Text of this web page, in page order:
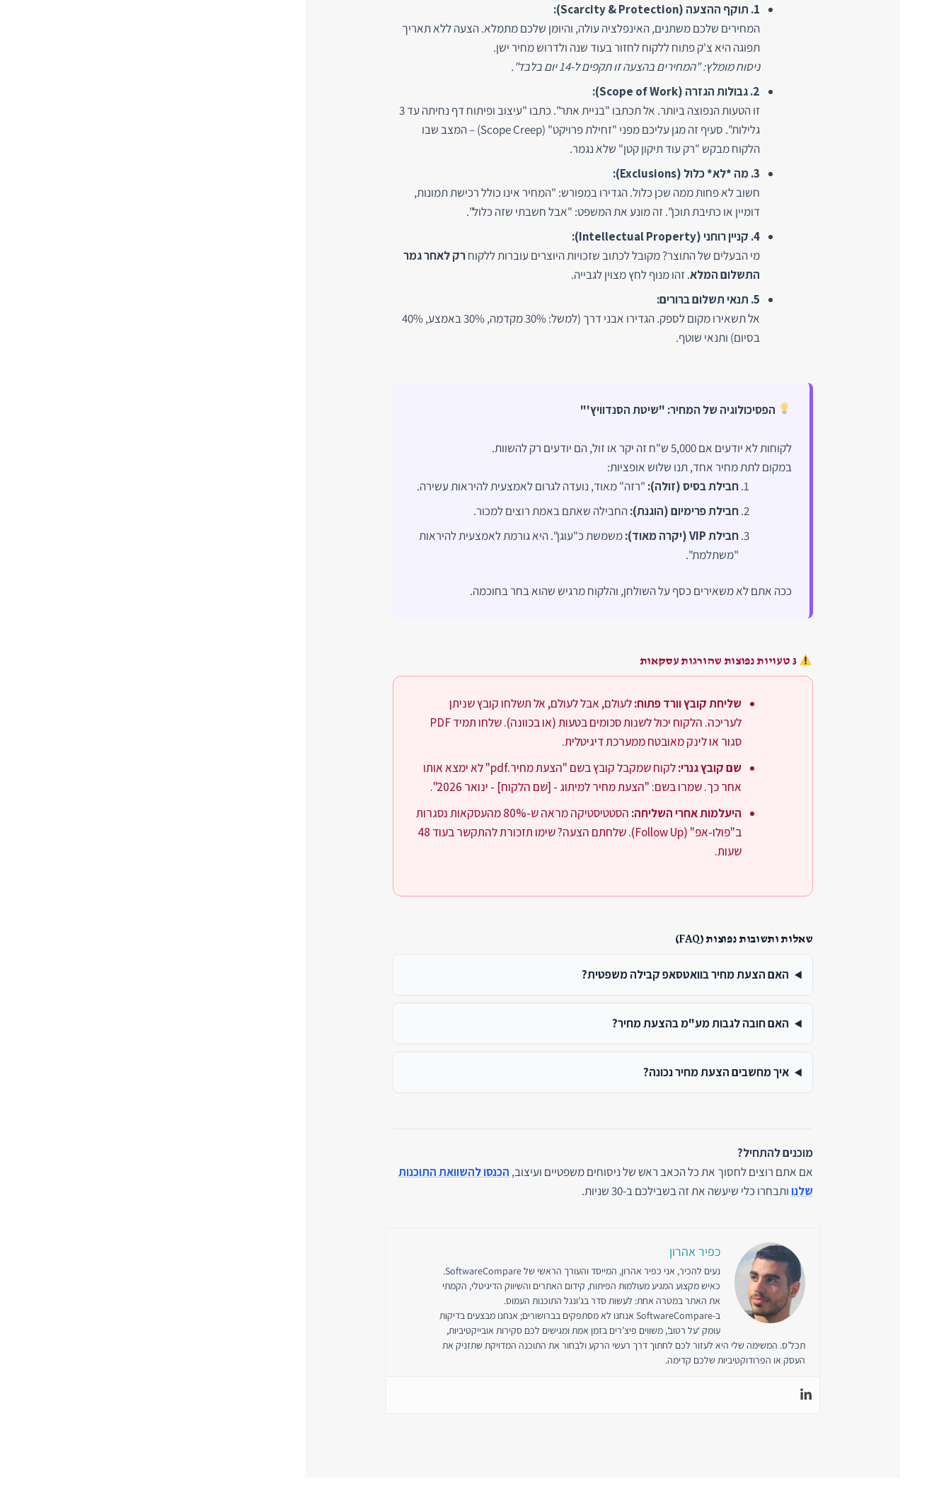
1. תוקף ההצעה (Scarcity & Protection):
המחירים שלכם משתנים, האינפלציה עולה, והיומן שלכם מתמלא. הצעה ללא תאריך
תפוגה היא צ'ק פתוח ללקוח לחזור בעוד שנה ולדרוש מחיר ישן.
ניסוח מומלץ: "המחירים בהצעה זו תקפים ל-14 יום בלבד".
2. גבולות הגזרה (Scope of Work):
זו הטעות הנפוצה ביותר. אל תכתבו "בניית אתר". כתבו "עיצוב ופיתוח דף נחיתה עד 3
גלילות". סעיף זה מגן עליכם מפני "זחילת פרויקט" (Scope Creep) – המצב שבו
הלקוח מבקש "רק עוד תיקון קטן" שלא נגמר.
3. מה *לא* כלול (Exclusions):
חשוב לא פחות ממה שכן כלול. הגדירו במפורש: "המחיר אינו כולל רכישת תמונות,
דומיין או כתיבת תוכן". זה מונע את המשפט: "אבל חשבתי שזה כלול".
4. קניין רוחני (Intellectual Property):
מי הבעלים של התוצר? מקובל לכתוב שזכויות היוצרים עוברות ללקוחרק לאחר גמר
התשלום המלא. זהו מנוף לחץ מצוין לגבייה.
5. תנאי תשלום ברורים:
אל תשאירו מקום לספק. הגדירו אבני דרך (למשל: 30% מקדמה, 30% באמצע, 40%
בסיום) ותנאי שוטף.
הפסיכולוגיה של המחיר: "שיטת הסנדוויץ'"
לקוחות לא יודעים אם 5,000 ש"ח זה יקר או זול, הם יודעים רק להשוות.
במקום לתת מחיר אחד, תנו שלוש אופציות:
חבילת בסיס (זולה): "רזה" מאוד, נועדה לגרום לאמצעית להיראות עשירה.
חבילת פרימיום (הוגנת):החבילה שאתם באמת רוצים למכור.
חבילת VIP (יקרה מאוד):
משמשת כ"עוגן". היא גורמת לאמצעית להיראות
"משתלמת".
ככה אתם לא משאירים כסף על השולחן, והלקוח מרגיש שהוא בחר בחוכמה.
שליחת קובץ וורד פתוח:לעולם, אבל לעולם, אל תשלחו קובץ שניתן
לעריכה. הלקוח יכול לשנות סכומים בטעות (או בכוונה). שלחו תמיד PDF
סגור או לינק מאובטח ממערכת דיגיטלית.
שם קובץ גנרי:
לקוח שמקבל קובץ בשם "הצעת מחיר.pdf" לא ימצא אותו
אחר כך. שמרו בשם: "הצעת מחיר למיתוג - [שם הלקוח] - ינואר 2026".
היעלמות אחרי השליחה:
הסטטיסטיקה מראה ש-80% מהעסקאות נסגרות
ב"פולו-אפ" (Follow Up). שלחתם הצעה? שימו תזכורת להתקשר בעוד 48
שעות.
שאלות ותשובות נפוצות (FAQ)
האם הצעת מחיר בוואטסאפ קבילה משפטית?
האם חובה לגבות מע"מ בהצעת מחיר?
איך מחשבים הצעת מחיר נכונה?
מוכנים להתחיל?
אם אתם רוצים לחסוך את כל הכאב ראש של ניסוחים משפטיים ועיצוב, הכנסו להשוואת התוכנות
שלנוותבחרו כלי שיעשה את זה בשבילכם ב-30 שניות.
כפיר אהרון
נעים להכיר, אני כפיר אהרון, המייסד והעורך הראשי של SoftwareCompare.
כאיש מקצוע המגיע מעולמות הפיתוח, קידום האתרים והשיווק הדיגיטלי, הקמתי
את האתר במטרה אחת: לעשות סדר בג’ונגל התוכנות העמוס.
ב-SoftwareCompare אנחנו לא מסתפקים בברושורים; אנחנו מבצעים בדיקות
עומק ‘על רטוב’, משווים פיצ’רים בזמן אמת ומגישים לכם סקירות אובייקטיביות,
תכל’ס. המשימה שלי היא לעזור לכם לחתוך דרך רעשי הרקע ולבחור את התוכנה המדויקת שתזניק את
העסק או הפרודוקטיביות שלכם קדימה.